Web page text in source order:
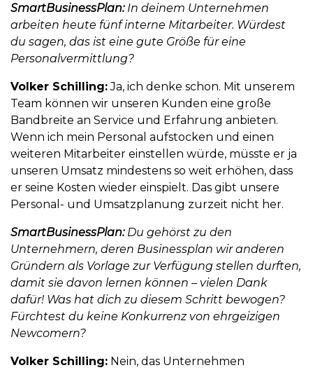
SmartBusinessPlan: In deinem Unternehmen
arbeiten heute fünf interne Mitarbeiter. Würdest
du sagen, das ist eine gute Größe für eine
Personalvermittlung?
Volker Schilling:Ja, ich denke schon. Mit unserem
Team können wir unseren Kunden eine große
Bandbreite an Service und Erfahrung anbieten.
Wenn ich mein Personal aufstocken und einen
weiteren Mitarbeiter einstellen würde, müsste er ja
unseren Umsatz mindestens so weit erhöhen, dass
er seine Kosten wieder einspielt. Das gibt unsere
Personal- und Umsatzplanung zurzeit nicht her.
SmartBusinessPlan: Du gehörst zu den
Unternehmern, deren Businessplan wir anderen
Gründern als Vorlage zur Verfügung stellen durften,
damit sie davon lernen können – vielen Dank
dafür! Was hat dich zu diesem Schritt bewogen?
Fürchtest du keine Konkurrenz von ehrgeizigen
Newcomern?
Volker Schilling: Nein, das Unternehmen